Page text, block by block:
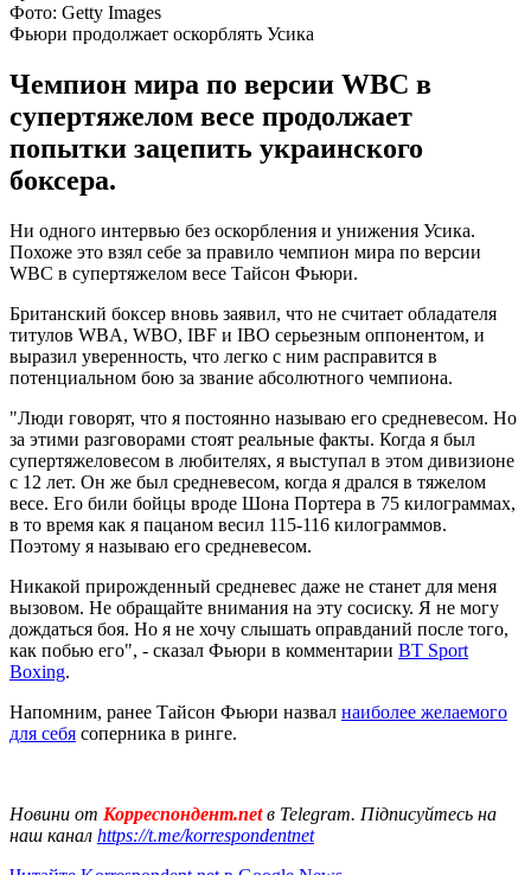
Фото: Getty Images
Фьюри продолжает оскорблять Усика
Чемпион мира по версии WBC в
супертяжелом весе продолжает
попытки зацепить украинского
боксера.
Ни одного интервью без оскорбления и унижения Усика.
Похоже это взял себе за правило чемпион мира по версии
WBC в супертяжелом весе Тайсон Фьюри.
Британский боксер вновь заявил, что не считает обладателя
титулов WBA, WBO, IBF и IBO серьезным оппонентом, и
выразил уверенность, что легко с ним расправится в
потенциальном бою за звание абсолютного чемпиона.
"Люди говорят, что я постоянно называю его средневесом. Но
за этими разговорами стоят реальные факты. Когда я был
супертяжеловесом в любителях, я выступал в этом дивизионе
с 12 лет. Он же был средневесом, когда я дрался в тяжелом
весе. Его били бойцы вроде Шона Портера в 75 килограммах,
в то время как я пацаном весил 115-116 килограммов.
Поэтому я называю его средневесом.
Никакой прирожденный средневес даже не станет для меня
вызовом. Не обращайте внимания на эту сосиску. Я не могу
дождаться боя. Но я не хочу слышать оправданий после того,
как побью его", - сказал Фьюри в комментарии BT Sport
Boxing.
Напомним, ранее Тайсон Фьюри назвал наиболее желаемого
для себя соперника в ринге.
Новини от Корреспондент.netв Telegram. Підписуйтесь на
наш канал https://t.me/korrespondentnet